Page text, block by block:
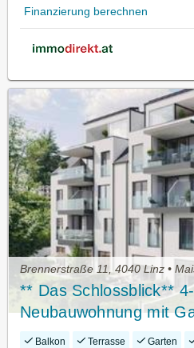
Finanzierung berechnen
Brennerstraße 11, 4040 Linz •
** Das Schlossblick**
Neubauwohnung mit
TOP 7
Balkon Terrasse Garten